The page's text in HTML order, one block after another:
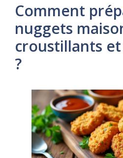
Comment
nuggets
croustillants
?